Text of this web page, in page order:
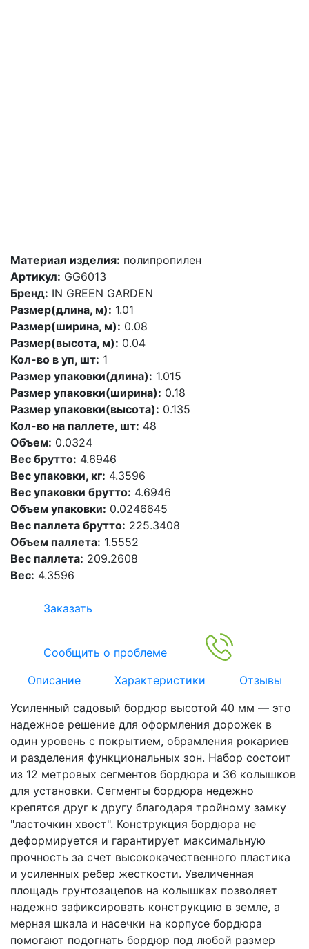
Материал изделия: полипропилен
Артикул: GG6013
Бренд: IN GREEN GARDEN
Размер(длина, м): 1.01
Размер(ширина, м): 0.08
Размер(высота, м): 0.04
Кол-во в уп, шт: 1
Размер упаковки(длина): 1.015
Размер упаковки(ширина): 0.18
Размер упаковки(высота): 0.135
Кол-во на паллете, шт: 48
Объем: 0.0324
Вес брутто: 4.6946
Вес упаковки, кг: 4.3596
Вес упаковки брутто: 4.6946
Объем упаковки: 0.0246645
Вес паллета брутто: 225.3408
Объем паллета: 1.5552
Вес паллета: 209.2608
Вес: 4.3596
Заказать
Сообщить о проблеме
Описание
Характеристики
Отзывы
Усиленный садовый бордюр высотой 40 мм — это
надежное решение для оформления дорожек в
один уровень с покрытием, обрамления рокариев
и разделения функциональных зон. Набор состоит
из 12 метровых сегментов бордюра и 36 колышков
для установки. Сегменты бордюра недежно
крепятся друг к другу благодаря тройному замку
"ласточкин хвост". Конструкция бордюра не
деформируется и гарантирует максимальную
прочность за счет высококачественного пластика
и усиленных ребер жесткости. Увеличенная
площадь грунтозацепов на колышках позволяет
надежно зафиксировать конструкцию в земле, а
мерная шкала и насечки на корпусе бордюра
помогают подогнать бордюр под любой размер